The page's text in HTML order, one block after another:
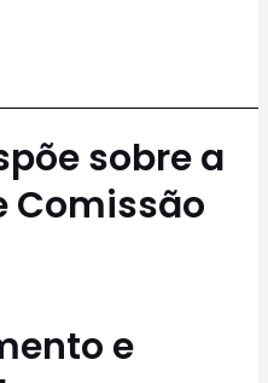
sobre a
Comissão
e